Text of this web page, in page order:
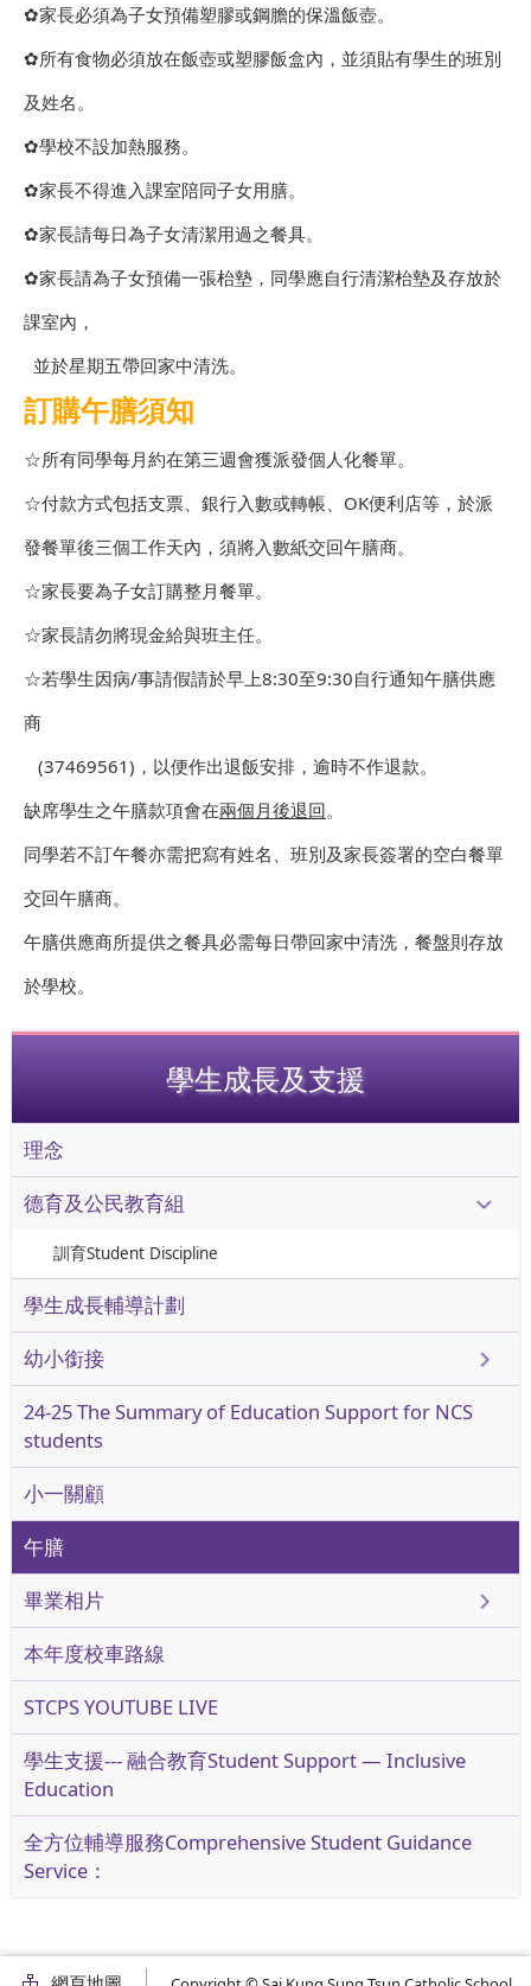
✿家長必須為子女預備塑膠或鋼膽的保溫飯壺。
✿所有食物必須放在飯壺或塑膠飯盒內，並須貼有學生的班別
及姓名。
✿學校不設加熱服務。
✿家長不得進入課室陪同子女用膳。
✿家長請每日為子女清潔用過之餐具。
✿家長請為子女預備一張枱墊，同學應自行清潔枱墊及存放於
課室內，
並於星期五帶回家中清洗。
訂購午膳須知
☆所有同學每月約在第三週會獲派發個人化餐單。
☆付款方式包括支票、銀行入數或轉帳、OK便利店等，於派
發餐單後三個工作天內，須將入數紙交回午膳商。
☆家長要為子女訂購整月餐單。
☆家長請勿將現金給與班主任。
☆若學生因病/事請假請於早上8:30至9:30自行通知午膳供應
商
(37469561)，以便作出退飯安排，逾時不作退款。
缺席學生之午膳款項會在兩個月後退回。
同學若不訂午餐亦需把寫有姓名、班別及家長簽署的空白餐單
交回午膳商。
午膳供應商所提供之餐具必需每日帶回家中清洗，餐盤則存放
於學校。
學生成長及支援
理念
德育及公民教育組
訓育Student Discipline
學生成長輔導計劃
幼小銜接
24-25 The Summary of Education Support for NCS
students
小一關顧
午膳
畢業相片
本年度校車路線
STCPS YOUTUBE LIVE
學生支援--- 融合教育Student Support — Inclusive
Education
全方位輔導服務Comprehensive Student Guidance
Service：